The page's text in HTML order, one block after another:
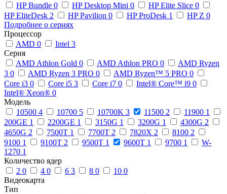
HP Bundle 0 HP Desktop Mini 0 HP Elite Slice 0
HP EliteDesk 2 HP Pavilion 0 HP ProDesk 1 HP Z 0
Подробнее о сериях
Процессор
AMD 0 Intel 3
Серия
AMD Athlon Gold 0 AMD Athlon PRO 0
AMD Ryzen
3 0 AMD Ryzen 3 PRO 0 AMD Ryzen™ 5 PRO 0
Core i3 0 Core i5 3 Core i7 0 Intel® Core™ i9 0
Intel® Xeon® 0
Модель
10500 4 10700 5 10700K 3 11500 2 11900 1
200GE 1 2200GE 1 3150G 1 3200G 1 4300G 2
4650G 2 7500T 1 7700T 2 7820X 2 8100 2
9100 1 9100T 2 9500T 1 9600T 1 9700 1
W-
1270 1
Количество ядер
2 0 4 0 6 3 8 0 10 0
Видеокарта
Тип